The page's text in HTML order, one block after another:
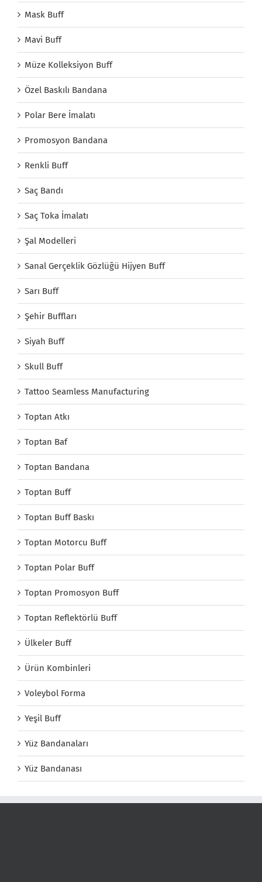
Mask Buff
Mavi Buff
Müze Kolleksiyon Buff
Özel Baskılı Bandana
Polar Bere İmalatı
Promosyon Bandana
Renkli Buff
Saç Bandı
Saç Toka İmalatı
Şal Modelleri
Sanal Gerçeklik Gözlüğü Hijyen Buff
Sarı Buff
Şehir Buffları
Siyah Buff
Skull Buff
Tattoo Seamless Manufacturing
Toptan Atkı
Toptan Baf
Toptan Bandana
Toptan Buff
Toptan Buff Baskı
Toptan Motorcu Buff
Toptan Polar Buff
Toptan Promosyon Buff
Toptan Reflektörlü Buff
Ülkeler Buff
Ürün Kombinleri
Voleybol Forma
Yeşil Buff
Yüz Bandanaları
Yüz Bandanası